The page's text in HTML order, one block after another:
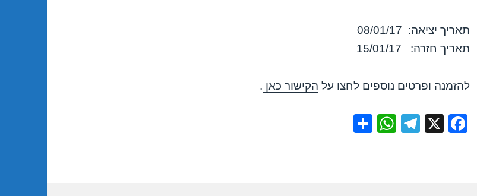
תאריך יציאה: 08/01/17
תאריך חזרה: 15/01/17
להזמנה ופרטים נוספים לחצו על הקישור כאן .
F
X
T
W